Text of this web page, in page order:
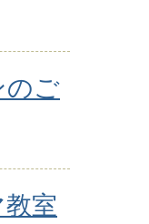
のご
室